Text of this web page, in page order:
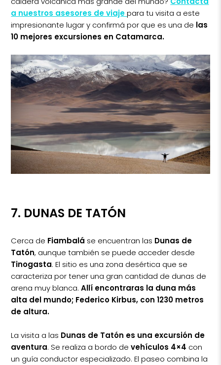
a nuestros asesores de viajepara tu visita a este
impresionante lugar y confirmá por que es una de las
10 mejores excursiones en Catamarca.
7. DUNAS DE TATÓN
Cerca de Fiambalá se encuentran las Dunas de
Tatón, aunque también se puede acceder desde
Tinogasta. El sitio es una zona desértica que se
caracteriza por tener una gran cantidad de dunas de
arena muy blanca.Allí encontraras la duna más
alta del mundo; Federico Kirbus, con 1230 metros
de altura.
La visita a las Dunas de Tatón es una excursión de
aventura. Se realiza a bordo devehículos 4×4 con
un guía conductor especializado. El paseo combina la